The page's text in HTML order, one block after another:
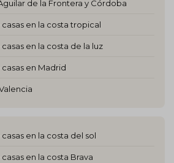
de la Frontera y Córdoba
en la costa tropical
en la costa de la luz
en Madrid
en la costa del sol
en la costa Brava